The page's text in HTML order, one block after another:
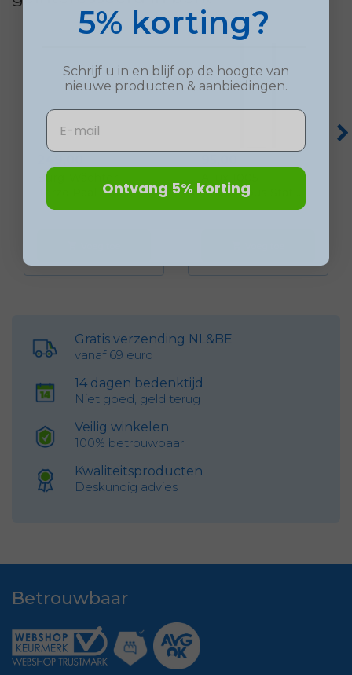
Burg-Wächter
Terzo Paal Tbv...
Brievenbus Stati...
Gratis verzending NL&BE
vanaf 69 euro
14 dagen bedenktijd
Niet goed, geld terug
Veilig winkelen
100% betrouwbaar
Kwaliteitsproducten
Deskundig advies
Betrouwbaar
5% korting?
Schrijf u in en blijf op de hoogte van
nieuwe producten & aanbiedingen.
Email
Ontvang 5% korting